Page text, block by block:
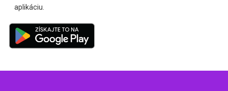
aplikáciu.